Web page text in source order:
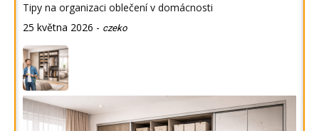
Tipy na organizaci oblečení v domácnosti
25 května 2026 - czeko